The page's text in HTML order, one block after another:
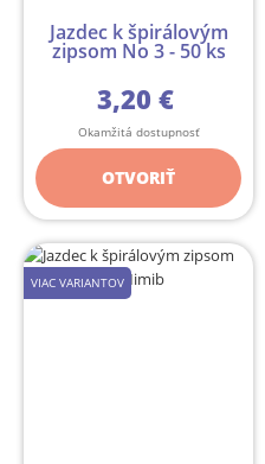
Jazdec k špirálovým
zipsom No 3 - 50 ks
3,20 €
Okamžitá dostupnosť
OTVORIŤ
VIAC VARIANTOV